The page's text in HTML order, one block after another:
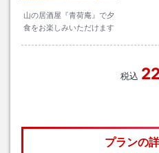
山の居酒屋『青荷庵』で夕
食をお楽しみいただけます
税込
プランの